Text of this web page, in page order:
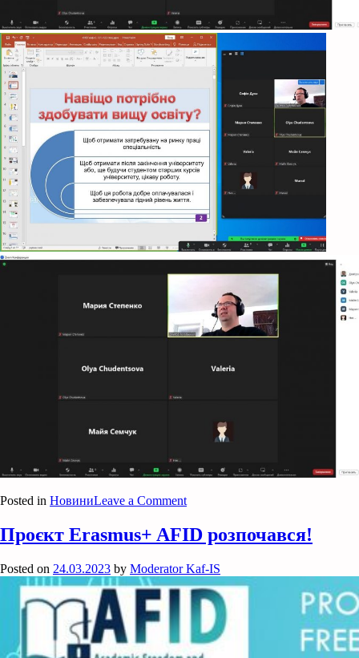
Posted in НовиниLeave a Commenton
робота
Проєкт Erasmus+ AFID розпочався!
Posted on 24.03.2023 by Moderator Kaf-IS